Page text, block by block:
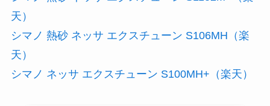
天）
シマノ 熱砂 ネッサ エクスチューン S106MH（楽
天）
シマノ ネッサ エクスチューン S100MH+（楽天）